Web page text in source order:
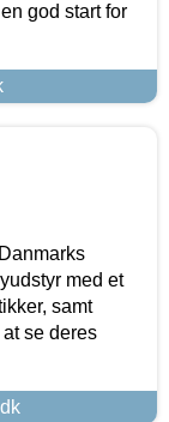
god start for
med et
samt
se deres